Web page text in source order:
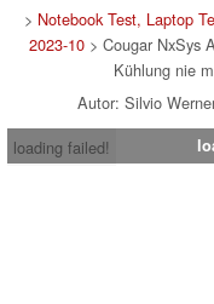
> Notebook Test, Laptop
2023-10 > Cougar NxSys
Kühlung nie
Autor: Silvio
loading failed!